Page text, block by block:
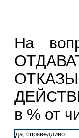
На
в % от
да, справедливо